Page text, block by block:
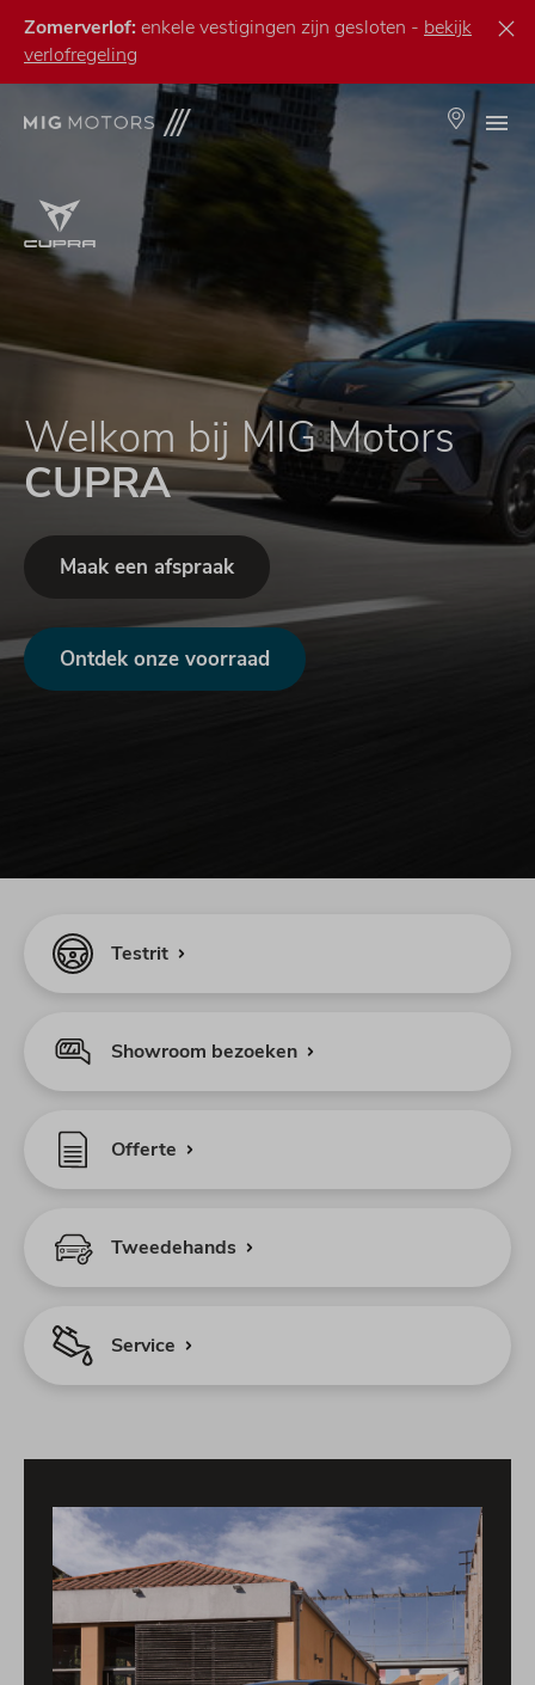
Overslaan
naar
inhoud
Zomerverlof: enkele vestigingen zijn gesloten - bekijk
verlofregeling
Locaties
Welkom bij MIG Motors
CUPRA
Maak een afspraak
Ontdek onze voorraad
Testrit
Showroom bezoeken
Offerte
Tweedehands
Service